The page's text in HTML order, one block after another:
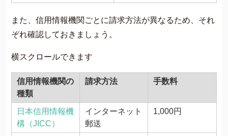
また、信用情報機関ごとに請求方法が異なるため、それ
ぞれ確認しておきましょう。
横スクロールできます
信用情報機関の
種類
請求方法 手数料
日本信用情報機
構（JICC）
インターネット
郵送
1,000円